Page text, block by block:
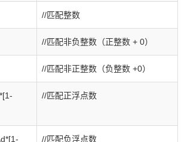
//匹配整数
//匹配非负整数（正整数 + 0）
//匹配非正整数（负整数 +0）
//匹配正浮点数
//匹配负浮点数